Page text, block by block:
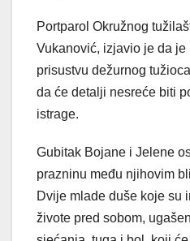
Portparol Okružnog
Vukanović, izjavio je da je
prisustvu dežurnog
da će detalji nesreće biti
istrage.
Gubitak Bojane i Jelene
prazninu među njihovim
Dvije mlade duše koje su
živote pred sobom,